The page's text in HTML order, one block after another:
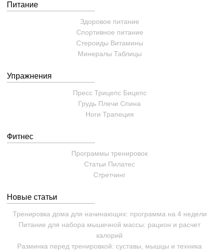
Питание
Здоровое питание
Спортивное питание
Стероиды Витамины
Минералы Таблицы
Упражнения
Пресс Трицепс Бицепс
Грудь Плечи Спина
Ноги Трапеция
Фитнес
Программы тренировок
Статьи Пилатес
Cтретчинг
Новые статьи
Тренировка дома для начинающих: программа на 4 недели
Питание для набора мышечной массы: рацион и расчет
калорий
Разминка перед тренировкой: суставы, мышцы и техника